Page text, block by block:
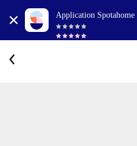
Application Spotahome